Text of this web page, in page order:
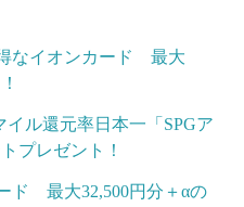
なイオンカード 最大
イル還元率日本一「SPGア
プレゼント！
ド 最大32,500円分＋αの